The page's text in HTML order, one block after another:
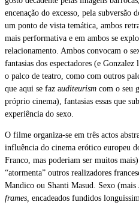
encenação do excesso, pela subversão
um ponto de vista temática, ambos
mais performativa e em ambos se
relacionamento. Ambos convocam o
fantasias dos espectadores (e
o palco de teatro, como com outros
que aqui se faz auditeurism com o seu
próprio cinema), fantasias essas que
experiência do sexo.
O filme organiza-se em três actos
influência do cinema erótico europeu
Franco, mas poderiam ser muitos
“atormenta” outros realizadores
Mandico ou Shanti Masud. Sexo (mais
frames, encadeados fundidos